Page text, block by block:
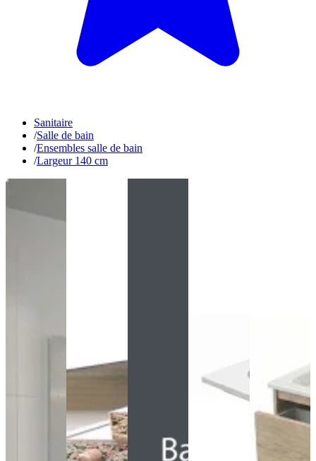
Sanitaire
/Salle de bain
/Ensembles salle de bain
/Largeur 140 cm